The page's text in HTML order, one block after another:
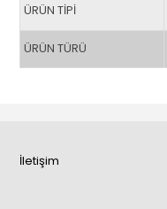
ÜRÜN TİPİ
ÜRÜN TÜRÜ
İletişim